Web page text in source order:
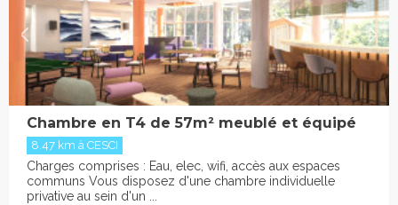
Chambre en T4 de 57m² meublé et équipé
8.47 km à CESCI
Charges comprises : Eau, elec, wifi, accès aux espaces
communs Vous disposez d'une chambre individuelle
privative au sein d'un ...